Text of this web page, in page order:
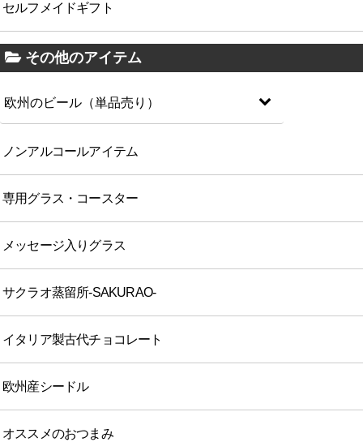
セルフメイドギフト
その他のアイテム
欧州のビール（単品売り）
ノンアルコールアイテム
専用グラス・コースター
メッセージ入りグラス
サクラオ蒸留所-SAKURAO-
イタリア製古代チョコレート
欧州産シードル
オススメのおつまみ